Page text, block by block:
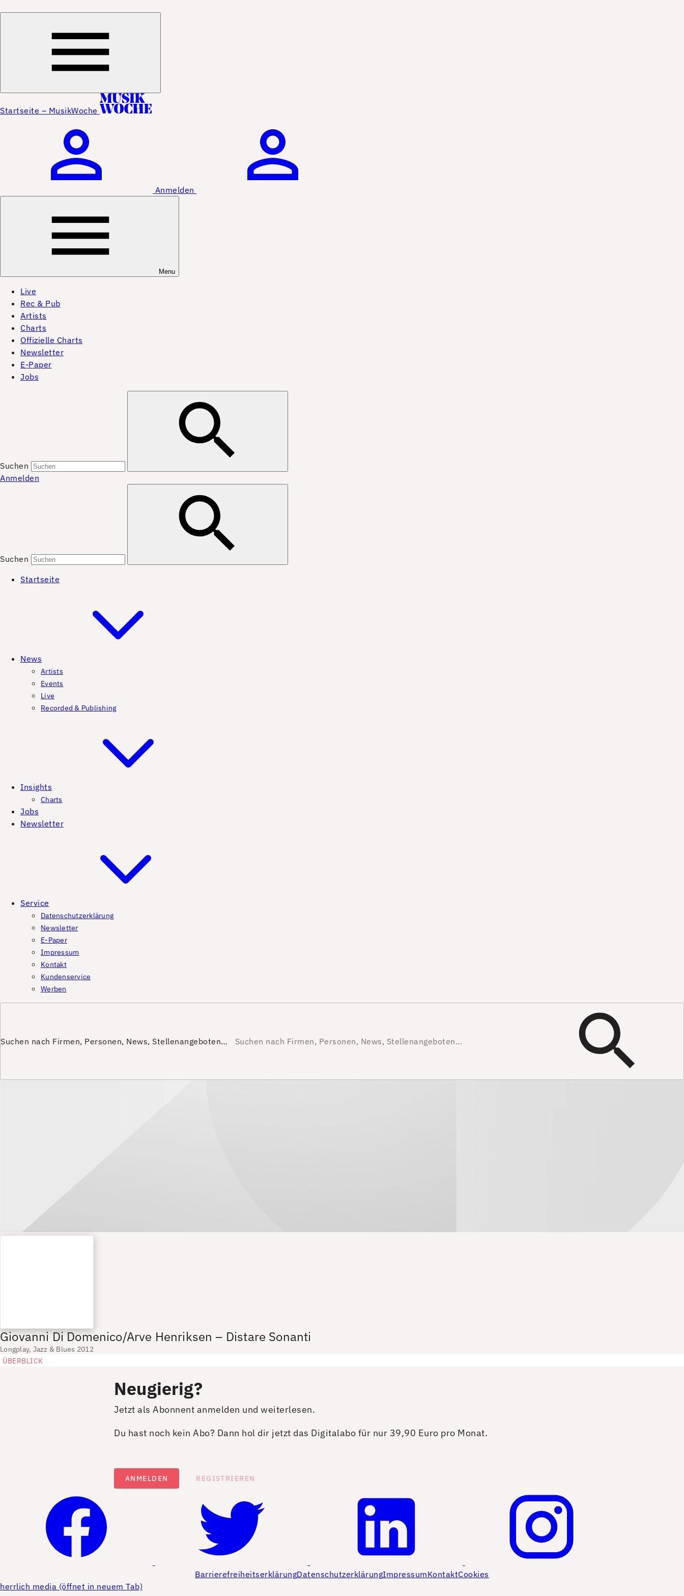
Startseite – MusikWoche
Anmelden
Menu
Live
Rec & Pub
Artists
Charts
Offizielle Charts
Newsletter
E-Paper
Jobs
Suchen
Anmelden
Suchen
Startseite
News
Artists
Events
Live
Recorded & Publishing
Insights
Charts
Jobs
Newsletter
Service
Datenschutzerklärung
Newsletter
E-Paper
Impressum
Kontakt
Kundenservice
Werben
Suchen nach Firmen, Personen, News, Stellenangeboten…
Giovanni Di Domenico/Arve Henriksen – Distare Sonanti
Longplay, Jazz & Blues 2012
ÜBERBLICK
Neugierig?
Jetzt als Abonnent anmelden und weiterlesen.
Du hast noch kein Abo? Dann hol dir jetzt das Digitalabo für nur 39,90 Euro pro Monat.
ANMELDEN REGISTRIEREN
BarrierefreiheitserklärungDatenschutzerklärungImpressumKontaktCookies
herrlich media (öffnet in neuem Tab)